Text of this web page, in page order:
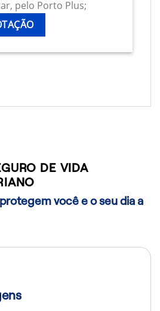
pelo Porto Plus;
DE VIDA
você e o seu dia a